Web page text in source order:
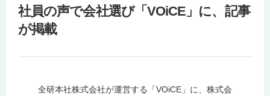
社員の声で会社選び「VOiCE」に、記事
が掲載
全研本社株式会社が運営する「VOiCE」に、株式会